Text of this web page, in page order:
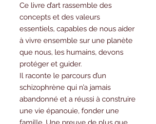
Ce livre d’art rassemble des
concepts et des valeurs
essentiels, capables de nous aider
à vivre ensemble sur une planète
que nous, les humains, devons
protéger et guider.
Il raconte le parcours d’un
schizophrène qui n’a jamais
abandonné et a réussi à construire
une vie épanouie, fonder une